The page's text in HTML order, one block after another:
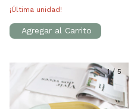
¡Última unidad!
1/ 5